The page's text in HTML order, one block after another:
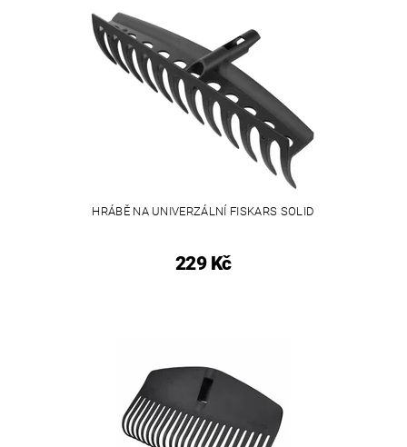
HRÁBĚ NA UNIVERZÁLNÍ FISKARS SOLID
229 Kč